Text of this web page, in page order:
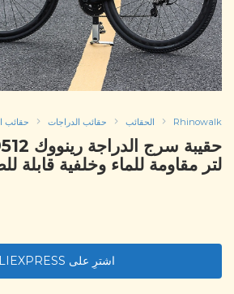
Rhinowalk الحقائب حقائب الدراجات حقائب
لتر مقاومة للماء وخلفية قابلة
اشترِ على ALIEXPRESS